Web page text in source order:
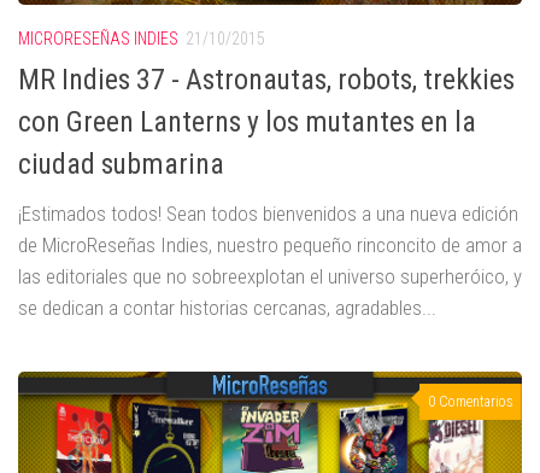
MICRORESEÑAS INDIES 21/10/2015
MR Indies 37 - Astronautas, robots, trekkies
con Green Lanterns y los mutantes en la
ciudad submarina
¡Estimados todos! Sean todos bienvenidos a una nueva edición
de MicroReseñas Indies, nuestro pequeño rinconcito de amor a
las editoriales que no sobreexplotan el universo superheróico, y
se dedican a contar historias cercanas, agradables...
0 Comentarios